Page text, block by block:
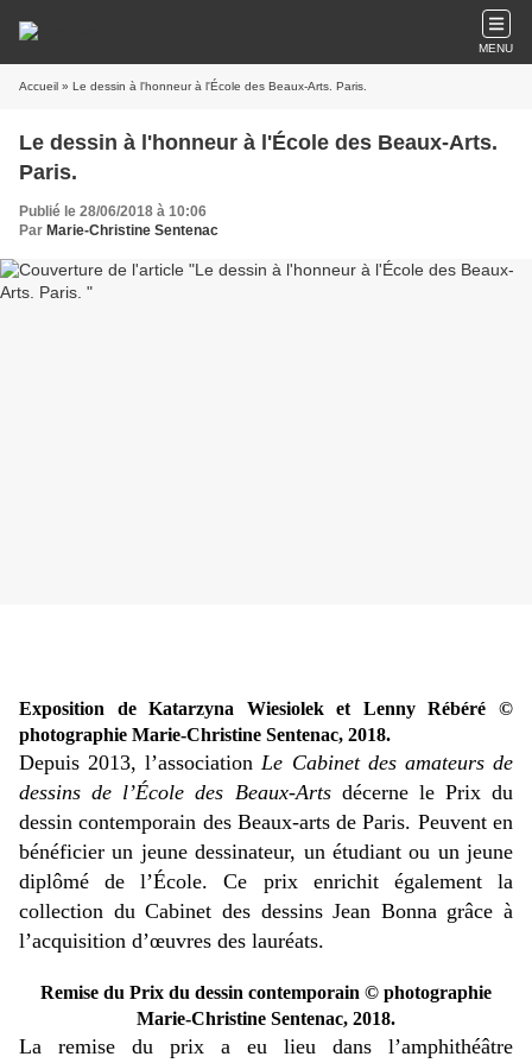
MENU
Accueil » Le dessin à l'honneur à l'École des Beaux-Arts. Paris.
Le dessin à l'honneur à l'École des Beaux-Arts.
Paris.
Publié le 28/06/2018 à 10:06
Par Marie-Christine Sentenac
Exposition deKatarzyna Wiesiolek et Lenny Rébéré ©
photographie Marie-Christine Sentenac, 2018.
Depuis 2013, l’associationLe Cabinet des amateurs de
dessins de l’École des Beaux-Arts décerne le Prix du
dessin contemporain des Beaux-arts de Paris. Peuvent en
bénéficier un jeune dessinateur, un étudiant ou un jeune
diplômé de l’École. Ce prix enrichit également la
collection du Cabinet des dessins Jean Bonna grâce à
l’acquisition d’œuvres des lauréats.
Remise du Prix du dessin contemporain © photographie
Marie-Christine Sentenac, 2018.
La remise du prix a eu lieu dans l’amphithéâtre